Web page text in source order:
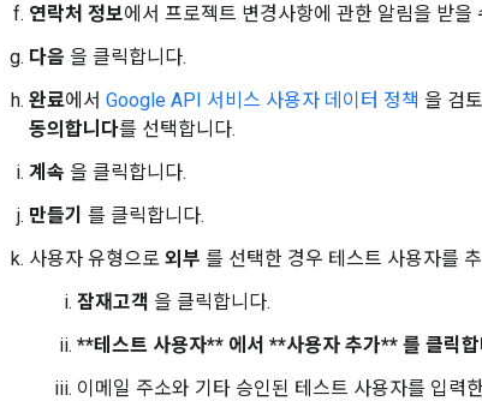
연락처 정보에서 프로젝트 변경사항에 관한 알림을 받을
다음 을 클릭합니다.
완료에서 Google API 서비스 사용자 데이터 정책 을 검
동의합니다를 선택합니다.
계속 을 클릭합니다.
만들기 를 클릭합니다.
사용자 유형으로 외부 를 선택한 경우 테스트 사용자를
잠재고객 을 클릭합니다.
**테스트 사용자** 에서 **사용자 추가** 를 클릭
이메일 주소와 기타 승인된 테스트 사용자를 입력